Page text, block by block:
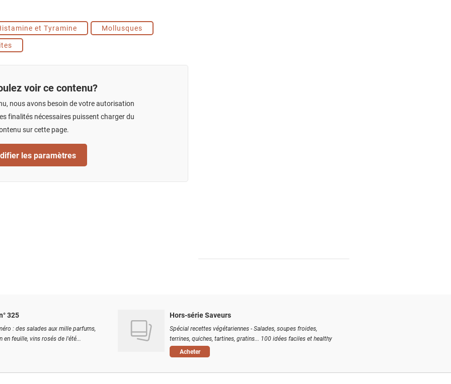
et Tyramine
Mollusques
voir ce contenu?
nous avons besoin de votre autorisation
finalités nécessaires puissent charger du
sur cette page.
les paramètres
325
: des salades aux mille parfums,
en feuille, vins rosés de l'été...
Hors-série Saveurs
Spécial recettes végétariennes - Salades, soupes froides,
terrines, quiches, tartines, gratins... 100 idées faciles et healthy
Acheter